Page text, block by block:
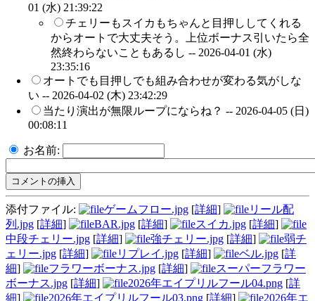
01 (水) 21:39:22
チェリーもスイカもちゃんと目押ししてくれる
からオートで大丈夫そう。上位ボーナス引いたら全
然終わらないこともあるし -- 2026-04-01 (水)
23:35:16
オートでも目押しでも組み合わせが変わる気がしな
い -- 2026-04-02 (木) 23:42:29
当たり演出が無限ループにならね？ -- 2026-04-05 (日)
00:08:11
お名前:
添付ファイル: ゲームフロー.jpg [詳細]
リール配
列.jpg [詳細] BAR.jpg [詳細] スイカ.jpg [詳細]
中段チェリー.jpg [詳細] 強チェリー.jpg [詳細]
弱チ
ェリー.jpg [詳細] リプレイ.jpg [詳細] ベル.jpg [詳
細] フラワーボーナス.jpg [詳細]
スーパーフラワー
ボーナス.jpg [詳細] 2026年エイプリルフール04.png [詳
細] 2026年エイプリルフール03.png [詳細]
2026年エ